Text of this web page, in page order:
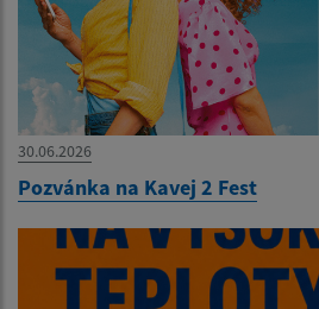
30.06.2026
Pozvánka na Kavej 2 Fest